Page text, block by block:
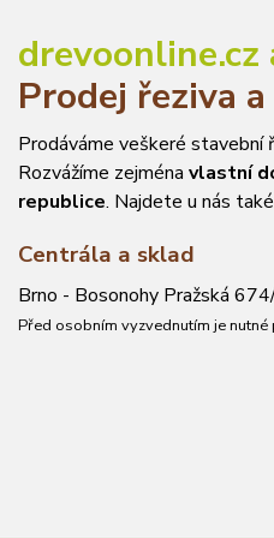
drevoonline.cz
Prodej řeziva
Prodáváme veškeré stavební
Rozvážíme zejména vlastní
republice. Najdete u nás
Centrála a sklad
Brno - Bosonohy Pražská
Před osobním vyzvednutím je